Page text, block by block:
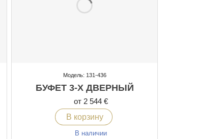
Модель: 131-436
БУФЕТ 3-Х ДВЕРНЫЙ
от 2 544 €
В корзину
В наличии